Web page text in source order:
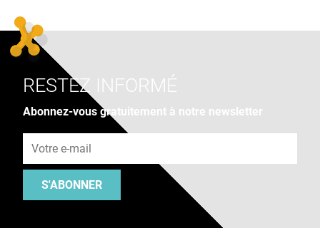
RESTEZ INFORMÉ
Abonnez-vous gratuitement à notre newsletter
S'ABONNER